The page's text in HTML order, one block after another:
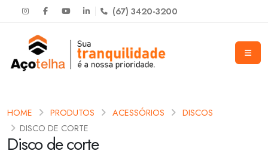
(67) 3420-3200
Disco de corte
HOME PRODUTOS ACESSÓRIOS
DISCOS
DISCO DE CORTE